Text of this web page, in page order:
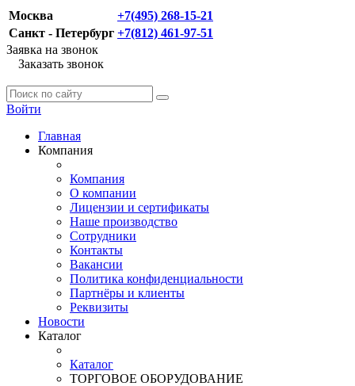
Москва
+7(495) 268-15-21
Санкт - Петербург +7(812) 461-97-51
Заявка на звонок
Заказать звонок
Войти
Главная
Компания
Компания
О компании
Лицензии и сертификаты
Наше производство
Сотрудники
Контакты
Вакансии
Политика конфиденциальности
Партнёры и клиенты
Реквизиты
Новости
Каталог
Каталог
ТОРГОВОЕ ОБОРУДОВАНИЕ